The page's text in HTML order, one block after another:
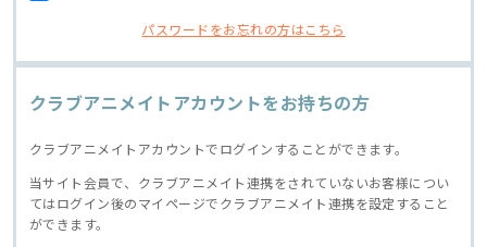
パスワードをお忘れの方はこちら
クラブアニメイトアカウントをお持ちの方
クラブアニメイトアカウントでログインすることができます。
当サイト会員で、クラブアニメイト連携をされていないお客様につい
てはログイン後のマイページでクラブアニメイト連携を設定すること
ができます。